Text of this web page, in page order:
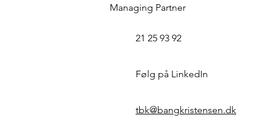
Managing Partner
21 25 93 92
Følg på LinkedIn
tbk@bangkristensen.dk